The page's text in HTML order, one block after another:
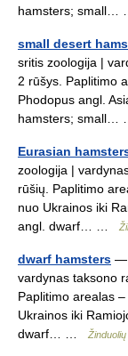
hamsters;
small desert
sritis zoologija |
2 rūšys. Paplitimo
Phodopus angl.
hamsters;
Eurasian
zoologija |
rūšių. Paplitimo
nuo Ukrainos iki
angl. dwarf… …
dwarf hamsters —
vardynas taksono
Paplitimo arealas
Ukrainos iki
dwarf… …